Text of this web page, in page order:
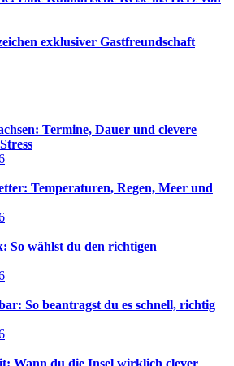
exklusiver Gastfreundschaft
Termine, Dauer und clevere
Temperaturen, Regen, Meer und
So wählst du den richtigen
So beantragst du es schnell, richtig
Wann du die Insel wirklich clever